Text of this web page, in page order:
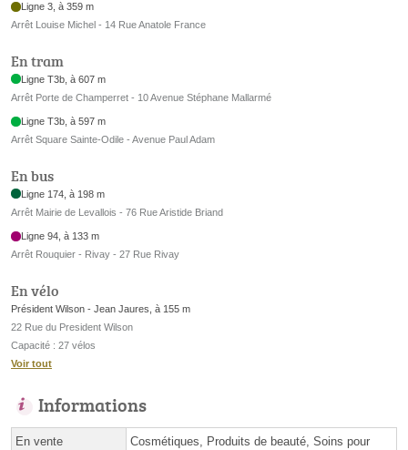
Ligne 3, à 359 m
Arrêt Louise Michel - 14 Rue Anatole France
En tram
Ligne T3b, à 607 m
Arrêt Porte de Champerret - 10 Avenue Stéphane Mallarmé
Ligne T3b, à 597 m
Arrêt Square Sainte-Odile - Avenue Paul Adam
En bus
Ligne 174, à 198 m
Arrêt Mairie de Levallois - 76 Rue Aristide Briand
Ligne 94, à 133 m
Arrêt Rouquier - Rivay - 27 Rue Rivay
En vélo
Président Wilson - Jean Jaures, à 155 m
22 Rue du President Wilson
Capacité : 27 vélos
Voir tout
Informations
En vente
Cosmétiques, Produits de beauté, Soins pour